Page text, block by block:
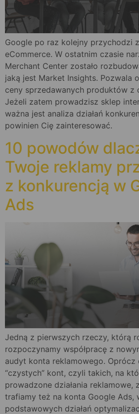
Google po raz kolejny przychodzi
eCommerce. W ostatnim czasie
Merchant Center zostało
jaką jest Market Insights. Pozwala
ceny sprzedawanych produktów z
Jeżeli zatem prowadzisz sklep
ważna jest analiza działań
powinien Cię zainteresować.
10 powodów
Twoje reklamy
z konkurencją w
Ads
Jedną z pierwszych rzeczy, którą
rozpoczynamy współpracę z
audyt konta reklamowego. Oprócz
“czystych” kont, czyli takich, na
prowadzone działania reklamowe,
trafiamy też na konta Google Ads,
podstawowych działań